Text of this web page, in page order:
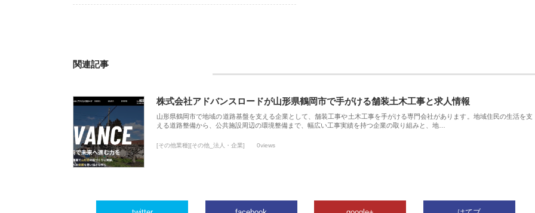
関連記事
株式会社アドバンスロードが山形県鶴岡市で手がける舗装土木工事と求人情報
山形県鶴岡市で地域の道路基盤を支える企業として、舗装工事や土木工事を手がける専門会社があります。地域住民の生活を支
える道路整備から、公共施設周辺の環境整備まで、幅広い工事実績を持つ企業の取り組みと、地…
[その他業種][その他_法人・企業] 0views